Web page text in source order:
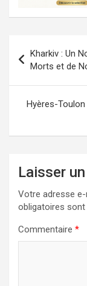
de
l’article
Kharkiv : Un
Morts et de
Hyères-Toulon
Laisser
Votre adresse e-
obligatoires sont
Commentaire *